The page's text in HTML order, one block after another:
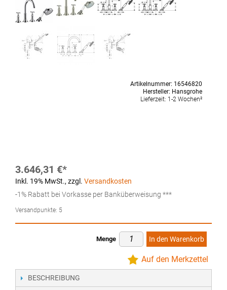
Artikelnummer: 16546820
Hersteller: Hansgrohe
Lieferzeit: 1-2 Wochen²
3.646,31 €
Inkl. 19% MwSt., zzgl. Versandkosten
-1% Rabatt bei Vorkasse per Banküberweisung ***
Versandpunkte: 5
Menge In den Warenkorb
Auf den Merkzettel
BESCHREIBUNG